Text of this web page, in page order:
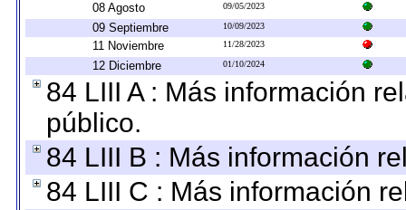
08 Agosto 09/05/2023
09 Septiembre 10/09/2023
11 Noviembre 11/28/2023
12 Diciembre 01/10/2024
84 LIII A : Más información
público.
84 LIII B : Más información
84 LIII C : Más información